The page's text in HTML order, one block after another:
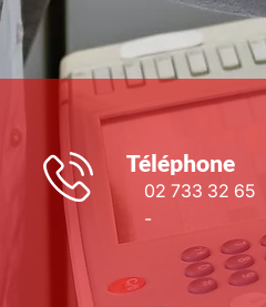
Téléphone
02 733 32 65
-